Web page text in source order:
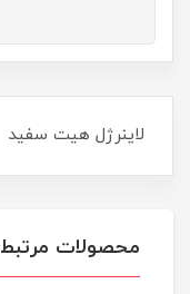
لاينرژل هيت سفيد
محصولات مرتبط